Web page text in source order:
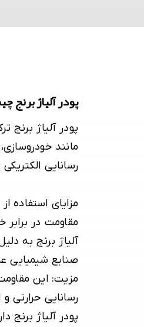
پودر آلیاژ برنج
پودر آلیاژ
مانند
رسانایی
مزایای استفاده
مقاومت در برابر
آلیاژ برنج به
صنایع شیمیایی
مزیت: این
رسانایی حرارتی و
پودر آلیاژ برنج